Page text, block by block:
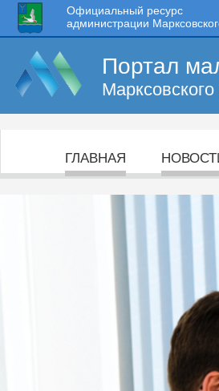
Официальный ресурс
администрации
Портал
ГЛАВНАЯ